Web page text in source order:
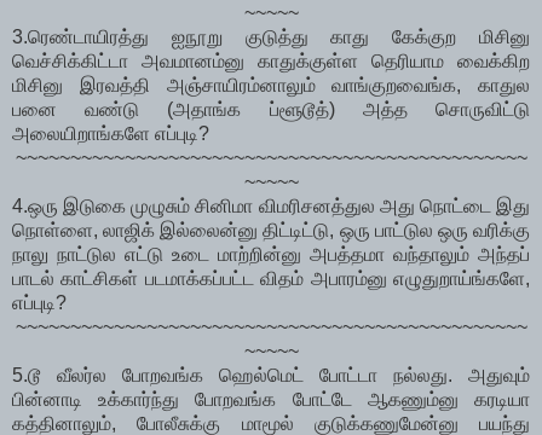
~~~~~
3.ரெண்டாயிரத்து ஐநூறு குடுத்து காது கேக்குற மிசினு
வெச்சிக்கிட்டா அவமானம்னு காதுக்குள்ள தெரியாம வைக்கிற
மிசினு இரவத்தி அஞ்சாயிரம்னாலும் வாங்குறவைங்க, காதுல
பனை வண்டு (அதாங்க ப்ளூடூத்) அத்த சொருவிட்டு
அலையிறாங்களே எப்புடி?
~~~~~~~~~~~~~~~~~~~~~~~~~~~~~~~~~~~~~~~~~~~~~~~
~~~~~
4.ஒரு இடுகை முழுசும் சினிமா விமரிசனத்துல அது நொட்டை இது
நொள்ளை, லாஜிக் இல்லைன்னு திட்டிட்டு, ஒரு பாட்டுல ஒரு வரிக்கு
நாலு நாட்டுல எட்டு உடை மாற்றின்னு அபத்தமா வந்தாலும் அந்தப்
பாடல் காட்சிகள் படமாக்கப்பட்ட விதம் அபாரம்னு எழுதுறாய்ங்களே,
எப்புடி?
~~~~~~~~~~~~~~~~~~~~~~~~~~~~~~~~~~~~~~~~~~~~~~~
~~~~~
5.டூ வீலர்ல போறவங்க ஹெல்மெட் போட்டா நல்லது. அதுவும்
பின்னாடி உக்கார்ந்து போறவங்க போட்டே ஆகணும்னு கரடியா
கத்தினாலும், போலீசுக்கு மாமூல் குடுக்கணுமேன்னு பயந்து